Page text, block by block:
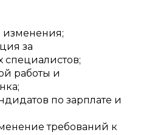
изменения;
за
работы и
по зарплате и
требований к